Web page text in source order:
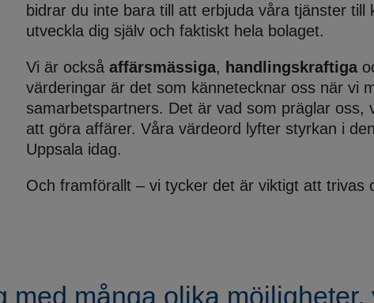
bidrar du inte bara till att erbjuda våra tjänster till
utveckla dig själv och faktiskt hela bolaget.
Vi är också affärsmässiga, handlingskraftiga
värderingar är det som kännetecknar oss när vi
samarbetspartners. Det är vad som präglar oss,
att göra affärer. Våra värdeord lyfter styrkan i
Uppsala idag.
Och framförallt – vi tycker det är viktigt att trivas
med många olika möjligheter,